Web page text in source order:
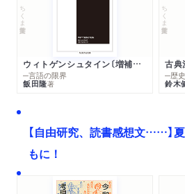
ちくま学芸文庫
ウィトゲンシュタイン〔増補新版〕
─言語の限界
飯田隆著
ちくま学芸文庫
古典
─歴
鈴木
【自由研究、読書感想文……】
もに！